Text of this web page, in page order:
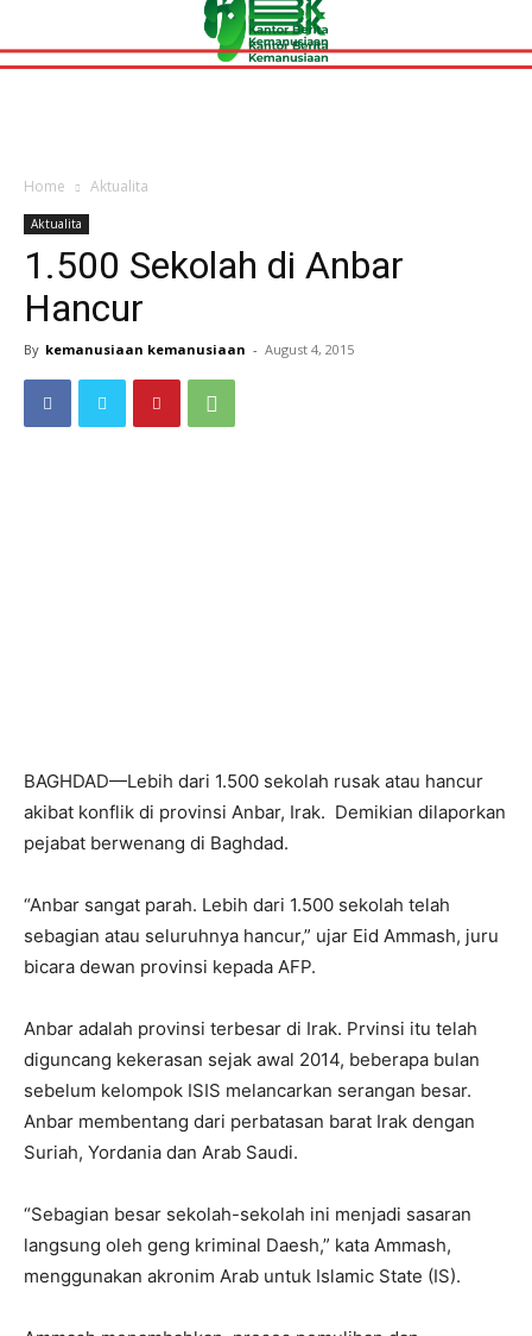
Home Aktualita
Aktualita
1.500 Sekolah di Anbar
Hancur
By kemanusiaan kemanusiaan - August 4, 2015
BAGHDAD—Lebih dari 1.500 sekolah rusak atau hancur
akibat konflik di provinsi Anbar, Irak. Demikian dilaporkan
pejabat berwenang di Baghdad.
“Anbar sangat parah. Lebih dari 1.500 sekolah telah
sebagian atau seluruhnya hancur,” ujar Eid Ammash, juru
bicara dewan provinsi kepada AFP.
Anbar adalah provinsi terbesar di Irak. Prvinsi itu telah
diguncang kekerasan sejak awal 2014, beberapa bulan
sebelum kelompok ISIS melancarkan serangan besar.
Anbar membentang dari perbatasan barat Irak dengan
Suriah, Yordania dan Arab Saudi.
“Sebagian besar sekolah-sekolah ini menjadi sasaran
langsung oleh geng kriminal Daesh,” kata Ammash,
menggunakan akronim Arab untuk Islamic State (IS).